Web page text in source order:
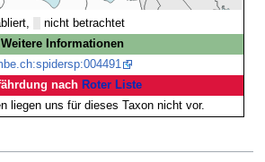
nicht betrachtet
Weitere Informationen
nach Roter Liste
liegen uns für dieses Taxon nicht vor.